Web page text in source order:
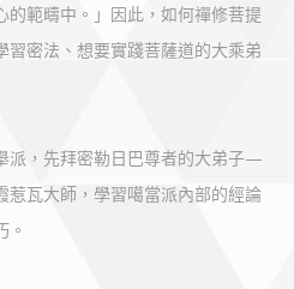
的範疇中。」因此，如何禪修菩提
習密法、想要實踐菩薩道的大乘弟
派，先拜密勒日巴尊者的大弟子—
惹瓦大師，學習噶當派內部的經論
。